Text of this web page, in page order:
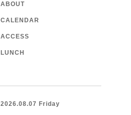
ABOUT
CALENDAR
ACCESS
LUNCH
2026.08.07 Friday